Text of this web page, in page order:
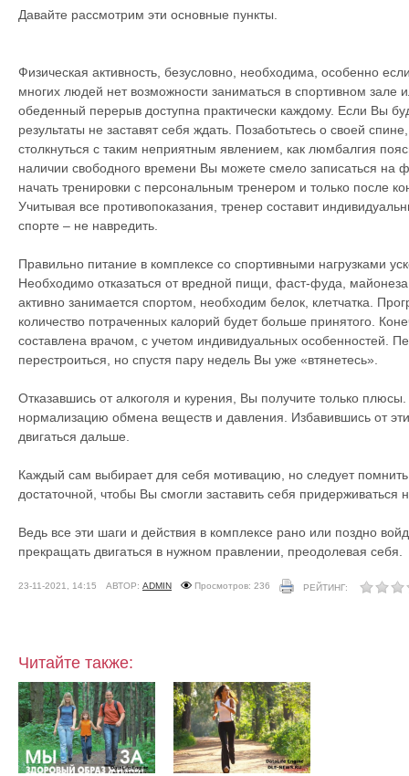
Давайте рассмотрим эти основные пункты.
Физическая активность, безусловно, необходима, особенно
многих людей нет возможности заниматься в спортивном зале
обеденный перерыв доступна практически каждому. Если Вы
результаты не заставят себя ждать. Позаботьтесь о своей
столкнуться с таким неприятным явлением, как люмбалгия
наличии свободного времени Вы можете смело записаться на
начать тренировки с персональным тренером и только после
Учитывая все противопоказания, тренер составит
спорте – не навредить.
Правильно питание в комплексе со спортивными нагрузками
Необходимо отказаться от вредной пищи, фаст-фуда,
активно занимается спортом, необходим белок, клетчатка.
количество потраченных калорий будет больше принятого.
составлена врачом, с учетом индивидуальных особенностей.
перестроиться, но спустя пару недель Вы уже «втянетесь».
Отказавшись от алкоголя и курения, Вы получите только
нормализацию обмена веществ и давления. Избавившись от
двигаться дальше.
Каждый сам выбирает для себя мотивацию, но следует
достаточной, чтобы Вы смогли заставить себя придерживаться
Ведь все эти шаги и действия в комплексе рано или поздно
прекращать двигаться в нужном правлении, преодолевая себя.
23-11-2021, 14:15 АВТОР: ADMIN Просмотров: 236 РЕЙТИНГ:
Читайте также: